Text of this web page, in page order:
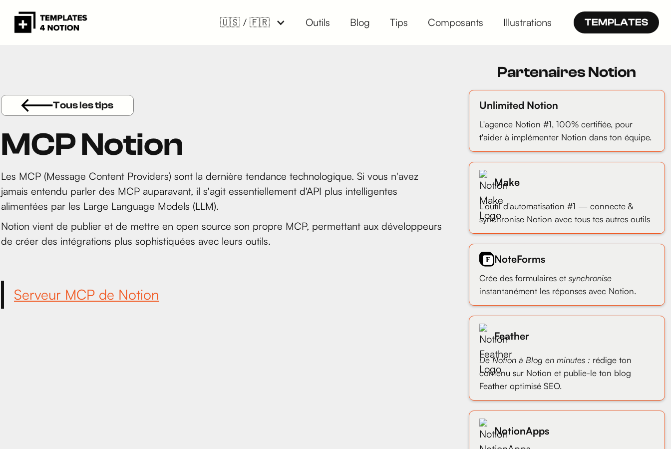
🇺🇸 / 🇫🇷 Outils Blog Tips Composants Illustrations TEMPLATES
Tous les tips
MCP Notion
Les MCP (Message Content Providers) sont la dernière tendance technologique. Si vous n'avez
jamais entendu parler des MCP auparavant, il s'agit essentiellement d'API plus intelligentes
alimentées par les Large Language Models (LLM).
Notion vient de publier et de mettre en open source son propre MCP, permettant aux développeurs
de créer des intégrations plus sophistiquées avec leurs outils.
Serveur MCP de Notion
Partenaires Notion
Unlimited Notion
L'agence Notion #1, 100% certifiée, pour
t'aider à implémenter Notion dans ton équipe.
Make
L'outil d'automatisation #1 — connecte &
synchronise Notion avec tous tes autres outils
NoteForms
Crée des formulaires et synchronise
instantanément les réponses avec Notion.
Feather
De Notion à Blog en minutes : rédige ton
contenu sur Notion et publie-le ton blog
Feather optimisé SEO.
NotionApps